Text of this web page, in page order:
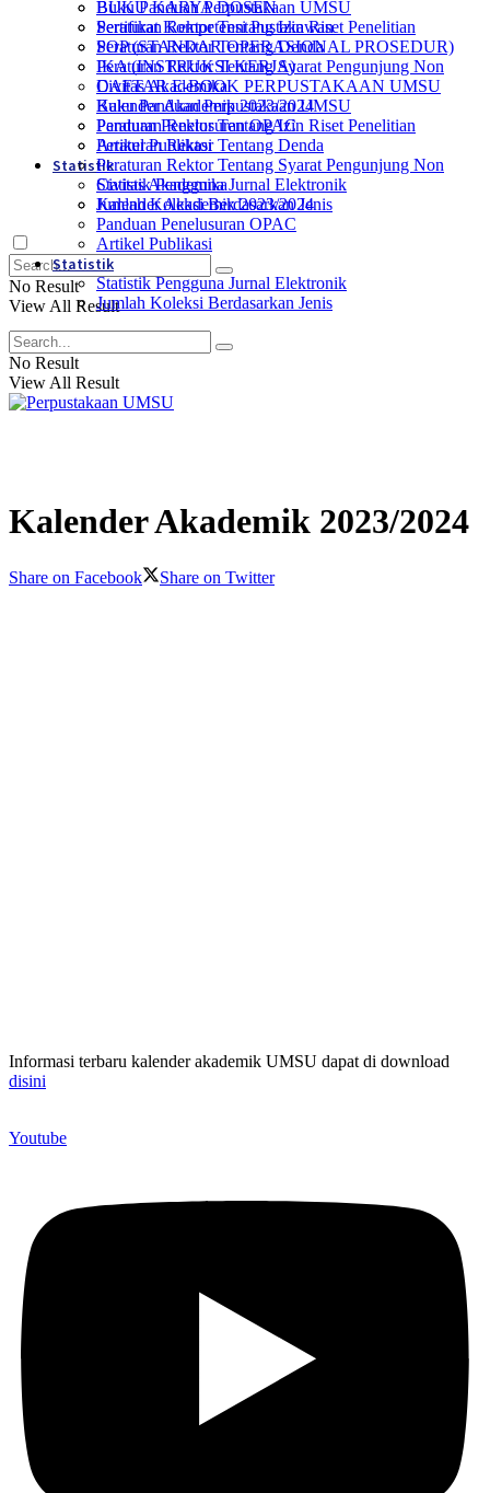
Buku Panduan Perpustakaan UMSU
Peraturan Rektor Tentang Izin Riset Penelitian
Peraturan Rektor Tentang Denda
Peraturan Rektor Tentang Syarat Pengunjung Non
Civitas Akademika
Kalender Akademik 2023/2024
Panduan Penelusuran OPAC
Artikel Publikasi
Statistik
Statistik Pengguna Jurnal Elektronik
Jumlah Koleksi Berdasarkan Jenis
No Result
View All Result
BUKU KARYA DOSEN
Sertifikat Kompetensi Pustakawan
SOP (STANDAR OPERASIONAL PROSEDUR)
IKA (INSTRUKSI KERJA)
DAFTAR E-BOOK PERPUSTAKAAN UMSU
Buku Panduan Perpustakaan UMSU
Peraturan Rektor Tentang Izin Riset Penelitian
Peraturan Rektor Tentang Denda
Peraturan Rektor Tentang Syarat Pengunjung Non
Civitas Akademika
Kalender Akademik 2023/2024
Panduan Penelusuran OPAC
Artikel Publikasi
Statistik
Statistik Pengguna Jurnal Elektronik
Jumlah Koleksi Berdasarkan Jenis
No Result
View All Result
Kalender Akademik 2023/2024
Share on Facebook Share on Twitter
Informasi terbaru kalender akademik UMSU dapat di download
disini
Youtube